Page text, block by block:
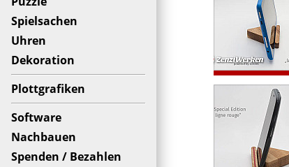
Spielsachen
Uhren
Dekoration
Plottgrafiken
Software
Nachbauen
Spenden / Bezahlen